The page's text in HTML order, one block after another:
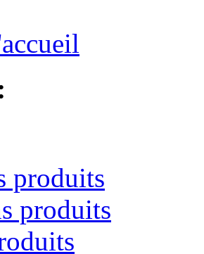
produits
produits